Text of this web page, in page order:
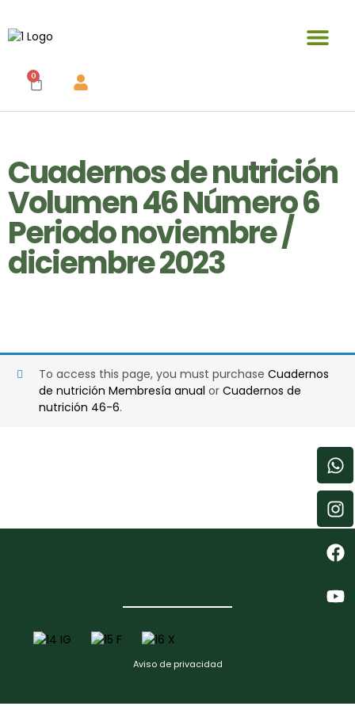
0
Cuadernos de nutrición
Volumen 46 Número 6
Periodo noviembre /
diciembre 2023
To access this page, you must purchase Cuadernos
de nutrición Membresía anual or Cuadernos de
nutrición 46-6.
Aviso de privacidad